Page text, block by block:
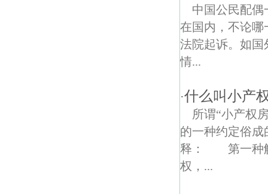
中国公民配
在国内，不论哪
法院起诉。如国
情...
·什么叫小产
所谓“小产权
的一种约定俗
释： 第一种解
权，...